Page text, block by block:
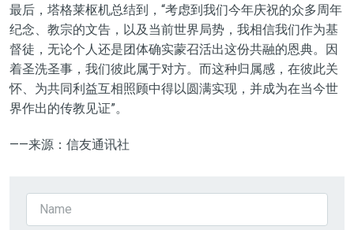
最后，塔格莱枢机总结到，“考虑到我们今年庆祝的众多周年
纪念、教宗的文告，以及当前世界局势，我相信我们作为基
督徒，无论个人还是团体确实蒙召活出这份共融的恩典。因
着圣洗圣事，我们彼此属于对方。而这种归属感，在彼此关
怀、为共同利益互相照顾中得以圆满实现，并成为在当今世
界作出的传教见证”。
——来源：信友通讯社